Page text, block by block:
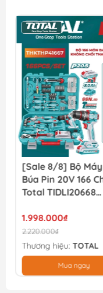
[Sale 8/8] Bộ
Búa Pin 20V 166
Total TIDLI20668
1.998.000₫
2.220.000₫
Thương hiệu: TOTAL
Mua ngay